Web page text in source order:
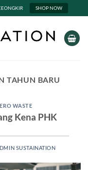
SHOP NOW
TAHUN BARU
WASTE
Kena PHK
SUSTAINATION